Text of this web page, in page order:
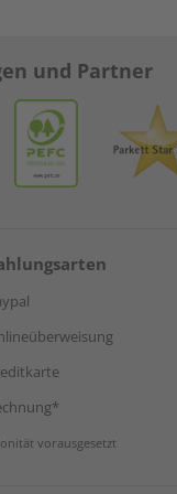
und Partner
vorausgesetzt